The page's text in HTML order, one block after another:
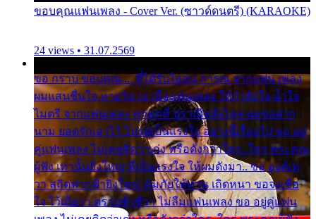
ขอบคุณแฟนเพลง - Cover Ver. (ซาวด์ดนตรี) (KARAOKE)
24 views • 31.07.2569
ขอ กราบ ขอบคุณ.... ที่ได้รับไออุ่น การุณ จากแฟน เพลง
ผมแสนชื่นใจ หายวังเวง เมื่อแฟนเพลง ให้กำลังใจ น้ำใจ
ไมตรี จากแฟนเพลง ทุกทุกที่ ปราณีหลั่งไหล ผมขอฝาก
นาม ยอดรักเอาไว้ โปรดเป็นแรงใจ อย่างนี้เรื่อยไป ขอ อยู่
คู่แฟนเพลง ไม่เคยคิดว่าเก่ง หรือดังกว่าใคร..ใคร พระคุณ
ผู้ฟัง เท่านั้นยิ่งใหญ่ ที่เป็นแรงใจ ให้ผมดังมา.. ขอ องค์เท
วา สถิตฟากฟ้ายิ่งใหญ่ คุ้มภัยให้ท่าน เถิดหนา ขอจงเชื่อ
ใจ ไว้เถิดว่า ตราบชั่วชีวา ไม่ลืมแฟนเพลง ขอ อยู่คู่แฟน